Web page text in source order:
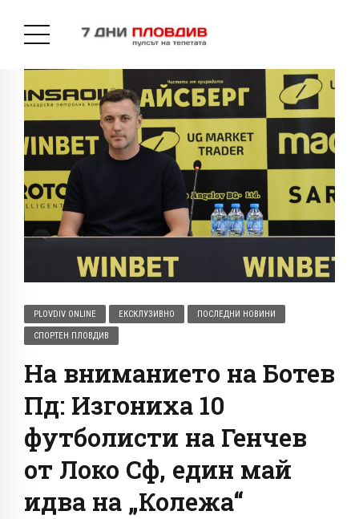
PLOVDIV ONLINE ЕКСКЛУЗИВНО ПОСЛЕДНИ НОВИНИ
СПОРТЕН ПЛОВДИВ
На вниманието на Ботев
Пд: Изгониха 10
футболисти на Генчев
от Локо Сф, един май
идва на „Колежа“